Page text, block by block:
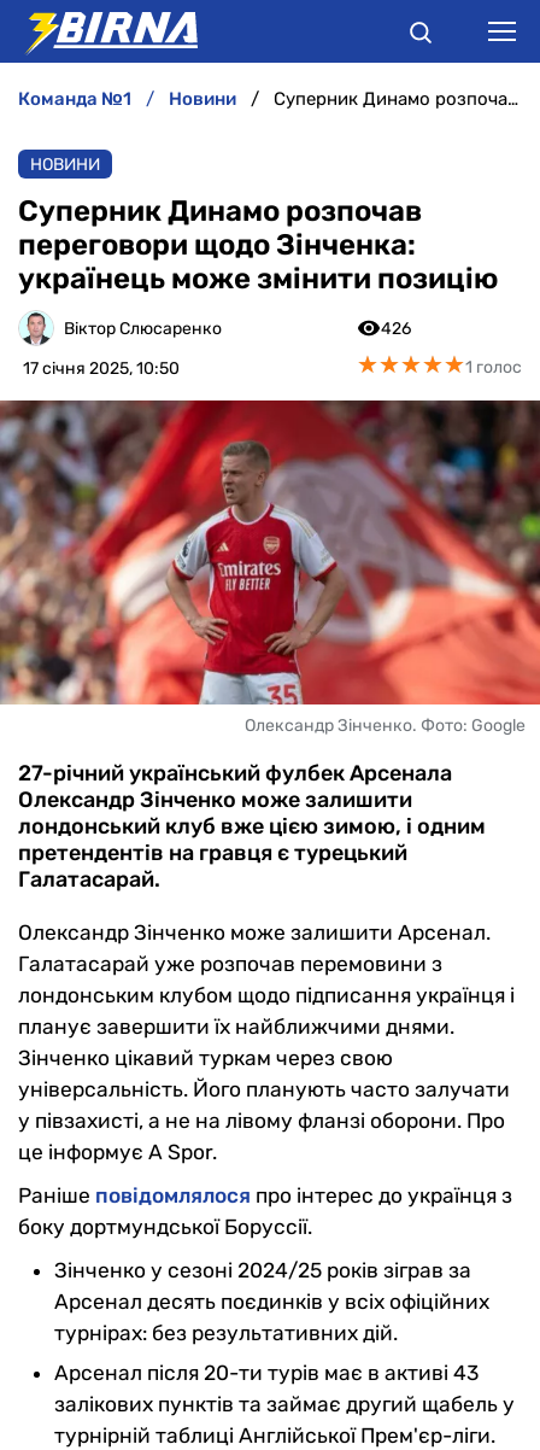
АНАЛІТИКА
ІНТЕРВ'Ю
РІЗНЕ
команда №1 новини Суперник Динамо розпочав переговори щодо Зінченка: українець може змінити позицію
НОВИНИ
Суперник Динамо розпочав
переговори щодо Зінченка:
українець може змінити позицію
Віктор Слюсаренко
17 січня 2025, 10:50
426
★★★★★
★★★★★1 голос
Олександр Зінченко. Фото: Google
27-річний український фулбек Арсенала
Олександр Зінченко може залишити
лондонський клуб вже цією зимою, і одним
претендентів на гравця є турецький
Галатасарай.
Олександр Зінченко може залишити Арсенал.
Галатасарай уже розпочав перемовини з
лондонським клубом щодо підписання українця і
планує завершити їх найближчими днями.
Зінченко цікавий туркам через свою
універсальність. Його планують часто залучати
у півзахисті, а не на лівому фланзі оборони. Про
це інформує A Spor.
Раніше повідомлялося про інтерес до українця з
боку дортмундської Боруссії.
Зінченко у сезоні 2024/25 років зіграв за
Арсенал десять поєдинків у всіх офіційних
турнірах: без результативних дій.
Арсенал після 20-ти турів має в активі 43
залікових пунктів та займає другий щабель у
турнірній таблиці Англійської Прем'єр-ліги.